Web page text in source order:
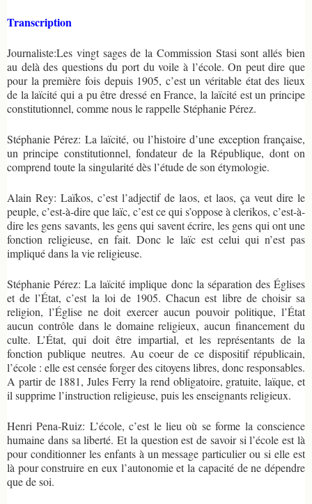
Transcription
Journaliste:Les vingt sages de la Commission Stasi sont allés bien
au delà des questions du port du voile à l’école. On peut dire que
pour la première fois depuis 1905, c’est un véritable état des lieux
de la laïcité qui a pu être dressé en France, la laïcité est un principe
constitutionnel, comme nous le rappelle Stéphanie Pérez.
Stéphanie Pérez: La laïcité, ou l’histoire d’une exception française,
un principe constitutionnel, fondateur de la République, dont on
comprend toute la singularité dès l’étude de son étymologie.
Alain Rey: Laïkos, c’est l’adjectif de laos, et laos, ça veut dire le
peuple, c’est-à-dire que laïc, c’est ce qui s’oppose à clerikos, c’est-à-
dire les gens savants, les gens qui savent écrire, les gens qui ont une
fonction religieuse, en fait. Donc le laïc est celui qui n’est pas
impliqué dans la vie religieuse.
Stéphanie Pérez: La laïcité implique donc la séparation des Églises
et de l’État, c’est la loi de 1905. Chacun est libre de choisir sa
religion, l’Église ne doit exercer aucun pouvoir politique, l’État
aucun contrôle dans le domaine religieux, aucun financement du
culte. L’État, qui doit être impartial, et les représentants de la
fonction publique neutres. Au coeur de ce dispositif républicain,
l’école : elle est censée forger des citoyens libres, donc responsables.
A partir de 1881, Jules Ferry la rend obligatoire, gratuite, laïque, et
il supprime l’instruction religieuse, puis les enseignants religieux.
Henri Pena-Ruiz: L’école, c’est le lieu où se forme la conscience
humaine dans sa liberté. Et la question est de savoir si l’école est là
pour conditionner les enfants à un message particulier ou si elle est
là pour construire en eux l’autonomie et la capacité de ne dépendre
que de soi.